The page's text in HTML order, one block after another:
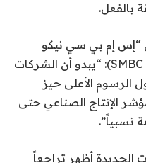
بالفعل.
“إس إم بي سي نيكو
سيكيوريتيز” (SMBC Nikko Securities): “يبدو أن الشركات
الرسوم الأعلى حيز
الإنتاج الصناعي حتى
نسبياً”.
الجديدة أظهر تراجعاً